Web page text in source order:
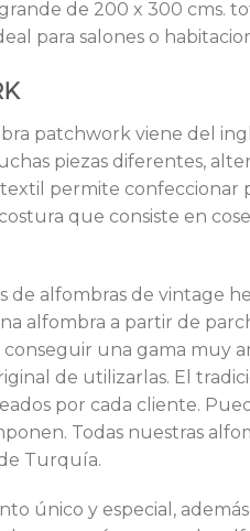
de 200 x 300 cms.
para salones o
patchwork viene del
piezas diferentes,
permite
que consiste en
de alfombras de vintage
alfombra a partir de
una gama muy
de utilizarlas. El
por cada cliente.
Todas nuestras
Turquía.
único y especial,